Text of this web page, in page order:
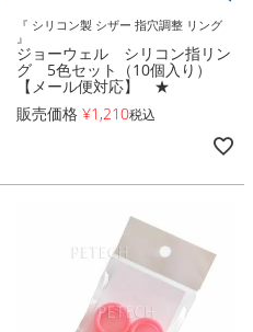
『 シリコン製 シザー 指穴調整 リング
』
ジョーウェル シリコン指リン
グ 5色セット（10個入り）
【メール便対応】 ★
販売価格 ¥1,210税込